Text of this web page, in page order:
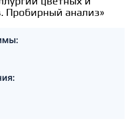
Пробирный анализ»